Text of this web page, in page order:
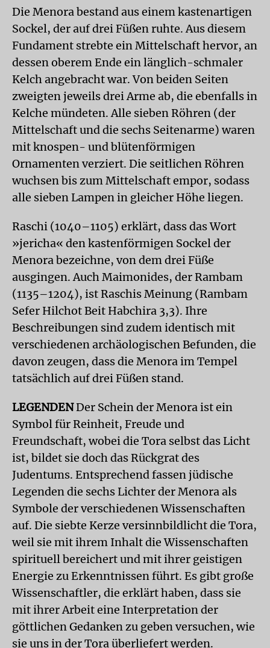
Die Menora bestand aus einem kastenartigen
Sockel, der auf drei Füßen ruhte. Aus diesem
Fundament strebte ein Mittelschaft hervor, an
dessen oberem Ende ein länglich-schmaler
Kelch angebracht war. Von beiden Seiten
zweigten jeweils drei Arme ab, die ebenfalls in
Kelche mündeten. Alle sieben Röhren (der
Mittelschaft und die sechs Seitenarme) waren
mit knospen- und blütenförmigen
Ornamenten verziert. Die seitlichen Röhren
wuchsen bis zum Mittelschaft empor, sodass
alle sieben Lampen in gleicher Höhe liegen.
Raschi (1040–1105) erklärt, dass das Wort
»jericha« den kastenförmigen Sockel der
Menora bezeichne, von dem drei Füße
ausgingen. Auch Maimonides, der Rambam
(1135–1204), ist Raschis Meinung (Rambam
Sefer Hilchot Beit Habchira 3,3). Ihre
Beschreibungen sind zudem identisch mit
verschiedenen archäologischen Befunden, die
davon zeugen, dass die Menora im Tempel
tatsächlich auf drei Füßen stand.
LEGENDENDer Schein der Menora ist ein
Symbol für Reinheit, Freude und
Freundschaft, wobei die Tora selbst das Licht
ist, bildet sie doch das Rückgrat des
Judentums. Entsprechend fassen jüdische
Legenden die sechs Lichter der Menora als
Symbole der verschiedenen Wissenschaften
auf. Die siebte Kerze versinnbildlicht die Tora,
weil sie mit ihrem Inhalt die Wissenschaften
spirituell bereichert und mit ihrer geistigen
Energie zu Erkenntnissen führt. Es gibt große
Wissenschaftler, die erklärt haben, dass sie
mit ihrer Arbeit eine Interpretation der
göttlichen Gedanken zu geben versuchen, wie
sie uns in der Tora überliefert werden.